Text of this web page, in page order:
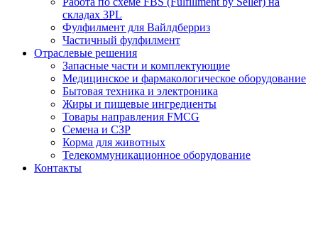
складах 3PL
Фулфилмент для Вайлдберриз
Частичный фулфилмент
Отраслевые решения
Запасные части и комплектующие
Медицинское и фармакологическое оборудование
Бытовая техника и электроника
Жиры и пищевые ингредиенты
Товары направления FMCG
Семена и СЗР
Корма для животных
Телекоммуникационное оборудование
Контакты